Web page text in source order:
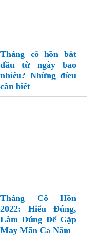
Tháng cô hồn bắt
đầu từ ngày bao
nhiêu? Những điều
cần biết
Tháng Cô Hồn
2022: Hiểu Đúng,
Làm Đúng Để Gặp
May Mắn Cả Năm